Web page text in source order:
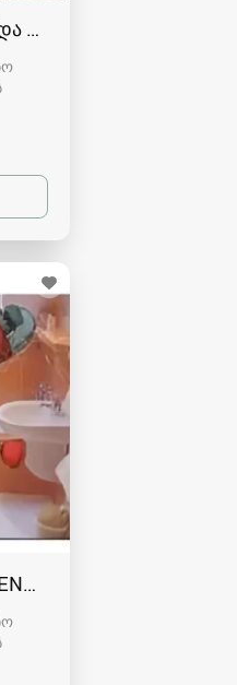
თბილისი 557554000
RUSTAVSHI -